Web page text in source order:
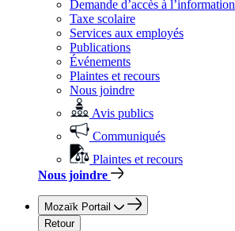
Demande d’accès à l’information
Taxe scolaire
Services aux employés
Publications
Événements
Plaintes et recours
Nous joindre
Avis publics
Communiqués
Plaintes et recours
Nous joindre
Mozaïk Portail
Retour